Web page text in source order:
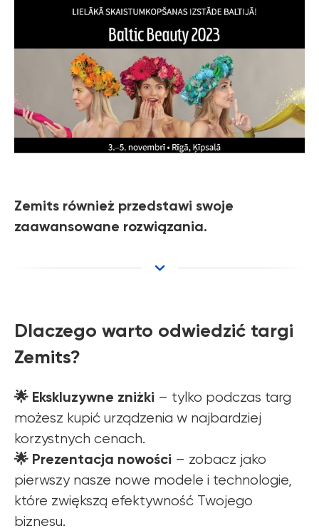
Zemits również przedstawi swoje
zaawansowane rozwiązania.
Dlaczego warto odwiedzić targi
Zemits?
🌟 Ekskluzywne zniżki – tylko podczas targ
możesz kupić urządzenia w najbardziej
korzystnych cenach.
🌟 Prezentacja nowości – zobacz jako
pierwszy nasze nowe modele i technologie,
które zwiększą efektywność Twojego
biznesu.